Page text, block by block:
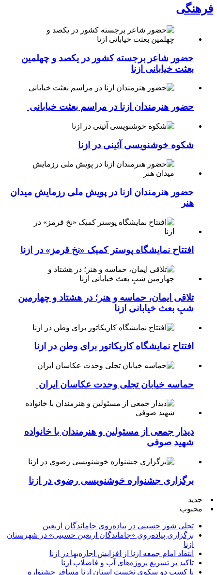
فرهنگی
حضور شاعر برجسته کشور در یکصد و چهلمین
بعثت خیابانی ازنا
حضور هنرمندان ازنا در مراسم بعثت خیابانی
شکوه خوشنویسی آئینی در ازنا
حضور هنرمندان ازنا در پویش ملی رزمایش میدان
هنر
افتتاح نمایشگاه پوستر کمیک «نخ قرمز» در ازنا
تلاقی ایمان، حماسه و هنر؛ در هشتاد و چهارمین
شبِ بعث خیابانی ازنا
افتتاح نمایشگاه کاریکاتور برای وطن در ازنا
حماسه خیابان تجلی وحدت عکاسان ایران
دیدار جمعی از مسئولین و هنرمندان با خانواده
شهید صوفی
برگزاری جشنواره خوشنویسی رضوی در ازنا
جدید
محبوب
تجلی شور حسینی در پیاده‌روی جاماندگان اربعین
برگزاری پیاده‌روی «جاماندگان اربعین حسینی» در شهرستان
ازنا
انتقاد امام جمعه ازنا از افزایش اجاره‌بها در ازنا
تاکید بر تسریع پروژه‌های آب و فاضلاب ازنا
با کسب دو سکوی نخست استان ازنا مسافر جشنواره